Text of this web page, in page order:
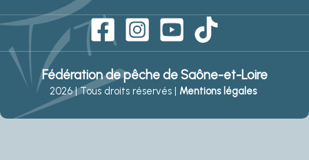
Fédération de pêche de Saône-et-Loire
2026 | Tous droits réservés | Mentions légales